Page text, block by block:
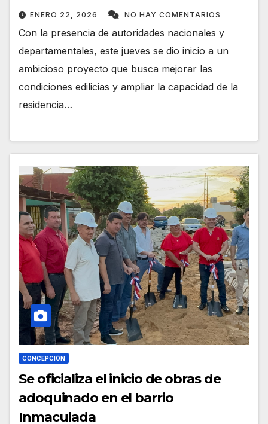
ENERO 22, 2026 NO HAY COMENTARIOS
Con la presencia de autoridades nacionales y
departamentales, este jueves se dio inicio a un
ambicioso proyecto que busca mejorar las
condiciones edilicias y ampliar la capacidad de la
residencia…
CONCEPCIÓN
Se oficializa el inicio de obras de
adoquinado en el barrio
Inmaculada